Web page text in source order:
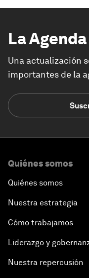
La Agenda
Una actualización
importantes de la
Quiénes somos
Quiénes somos
Nuestra estrategia
Cómo trabajamos
Liderazgo y
Nuestra repercusión